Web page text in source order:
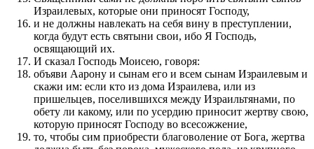
Израилевых, которые они приносят Господу,
и не должны навлекать на себя вину в преступлении,
когда будут есть святыни свои, ибо Я Господь,
освящающий их.
И сказал Господь Моисею, говоря:
объяви Аарону и сынам его и всем сынам Израилевым и
скажи им: если кто из дома Израилева, или из
пришельцев, поселившихся между Израильтянами, по
обету ли какому, или по усердию приносит жертву свою,
которую приносят Господу во всесожжение,
то, чтобы сим приобрести благоволение от Бога, жертва